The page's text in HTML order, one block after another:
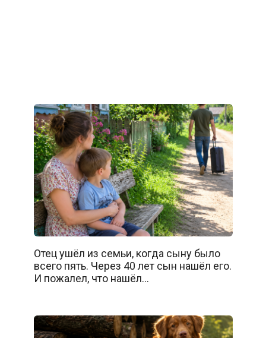
Отец ушёл из семьи, когда сыну было
всего пять. Через 40 лет сын нашёл его.
И пожалел, что нашёл…